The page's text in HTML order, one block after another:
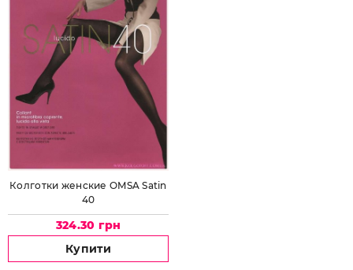
Колготки женские OMSA Satin
40
324.30 грн
Купити